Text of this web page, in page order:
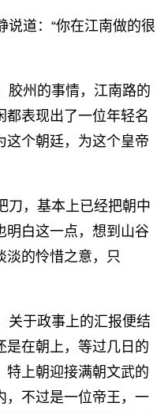
道：“你在江南做的很
州的事情，江南路的
都表现出了一位年轻名
这个朝廷，为这个皇帝
，基本上已经把朝中
明白这一点，想到山谷
淡的怜惜之意，只
于政事上的汇报便结
是在朝上，等过几日的
特上朝迎接满朝文武的
，不过是一位帝王，一